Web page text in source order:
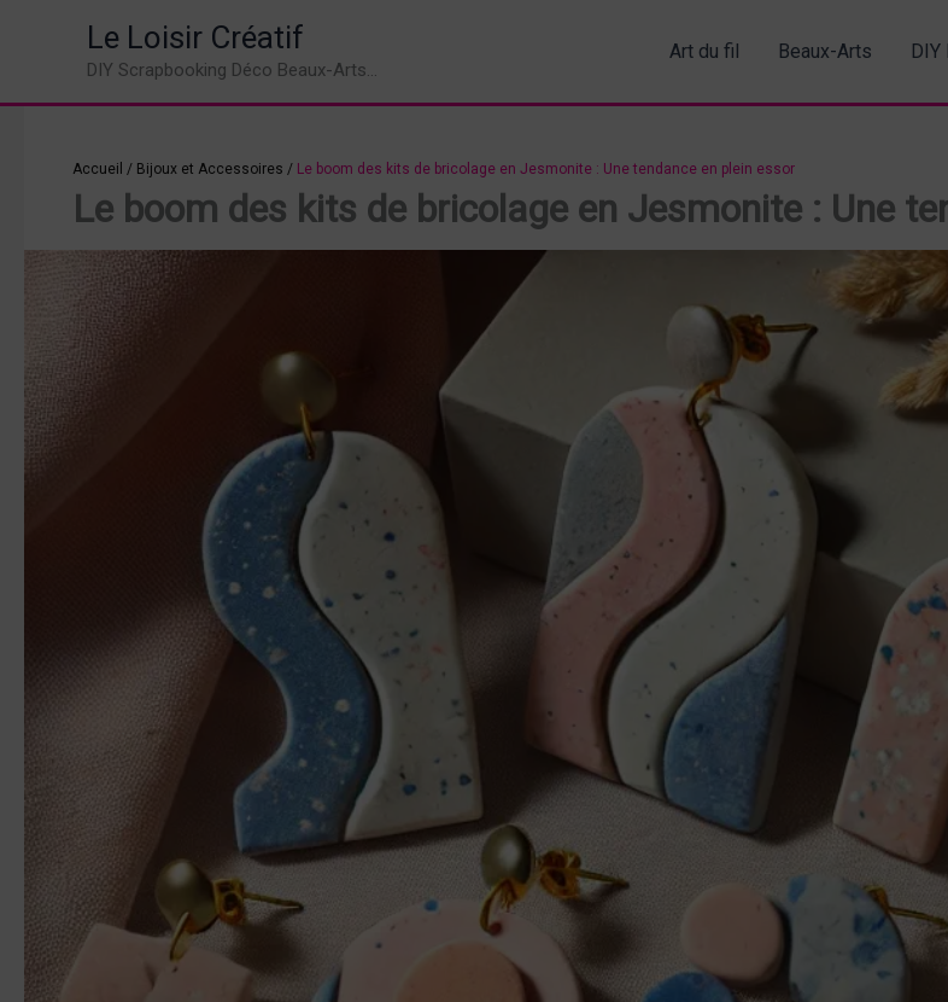
Le Loisir Créatif
DIY Scrapbooking Déco Beaux-Arts...
Art du fil Beaux-Arts DIY
Accueil / Bijoux et Accessoires / Le boom des kits de bricolage en Jesmonite : Une tendance en plein essor
Le boom des kits de bricolage en Jesmonite : Une